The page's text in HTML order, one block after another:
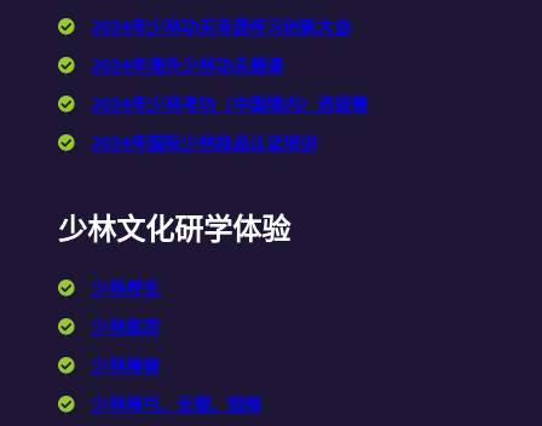
2024年少林功夫非遗传习创新大会
2024年海外少林功夫展演
2024年少林考功（中国境内）选拔赛
2024年国际少林段品认证培训
少林文化研学体验
少林养生
少林医宗
少林禅修
少林禅弓、长棍、短棍